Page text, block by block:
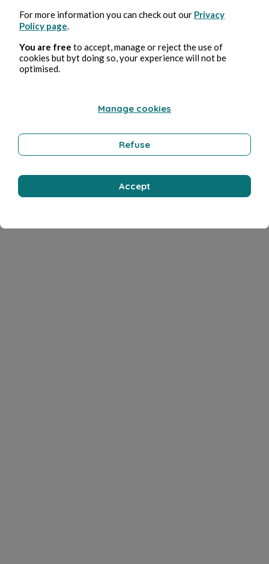
For more information you can check out our Privacy
Policy page
You are free to accept, manage or reject the use of
cookies but byt doing so, your experience will not be
optimised.
Manage cookies
Refuse
Accept